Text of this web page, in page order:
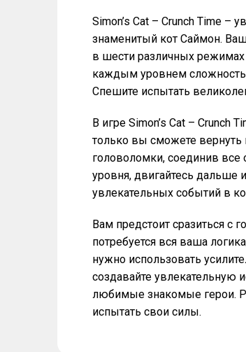
Simon’s Cat – Crunch Time –
знаменитый кот Саймон.
в шести различных режимах
каждым уровнем сложность
Спешите испытать
В игре Simon’s Cat –
только вы сможете
головоломки, соединив
уровня, двигайтесь дальше
увлекательных событий в
Вам предстоит сразиться
потребуется вся ваша
нужно использовать
создавайте увлекательную
любимые знакомые герои.
испытать свои силы.